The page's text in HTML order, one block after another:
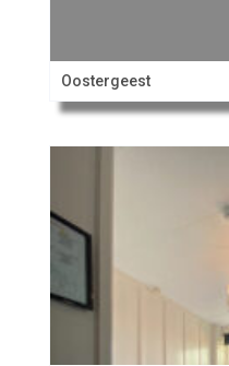
Oostergeest